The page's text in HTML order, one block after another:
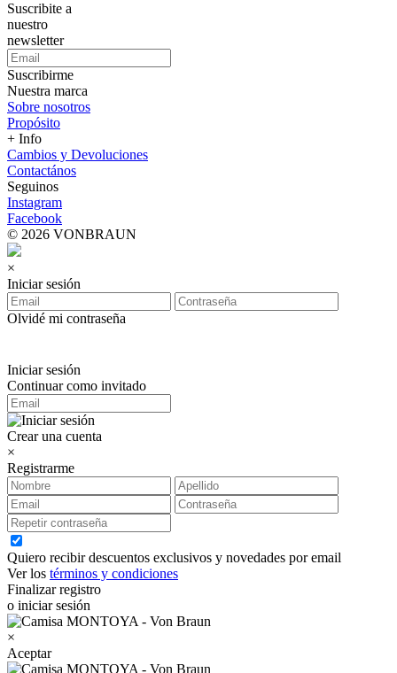
Suscribite a
nuestro
newsletter
Suscribirme
Nuestra marca
Sobre nosotros
Propósito
+ Info
Cambios y Devoluciones
Contactános
Seguinos
Instagram
Facebook
© 2026 VONBRAUN
×
Iniciar sesión
Olvidé mi contraseña
Iniciar sesión
Continuar como invitado
Crear una cuenta
×
Registrarme
Quiero recibir descuentos exclusivos y novedades por email
Ver los términos y condiciones
Finalizar registro
o iniciar sesión
×
Aceptar